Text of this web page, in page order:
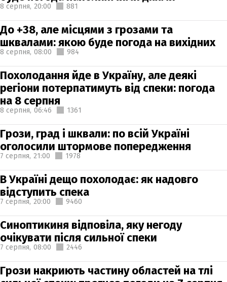
8 серпня, 20:00 881
До +38, але місцями з грозами та
шквалами: якою буде погода на вихідних
8 серпня, 08:00 984
Похолодання йде в Україну, але деякі
регіони потерпатимуть від спеки: погода
на 8 серпня
8 серпня, 06:46 1361
Грози, град і шквали: по всій Україні
оголосили штормове попередження
7 серпня, 21:00 1978
В Україні дещо похолодає: як надовго
відступить спека
7 серпня, 20:00 9460
Синоптикиня відповіла, яку негоду
очікувати після сильної спеки
7 серпня, 08:00 2446
Грози накриють частину областей на тлі